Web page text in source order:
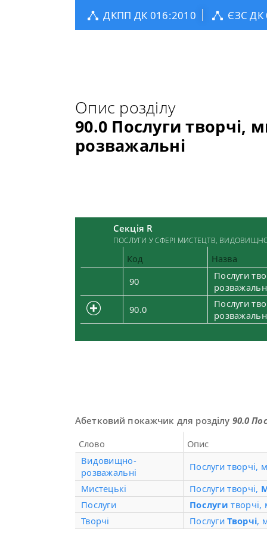
ДКПП ДК 016:2010 ЄЗС ДК
Опис розділу
90.0 Послуги творчі,
розважальні
Секція R
ПОСЛУГИ У СФЕРІ МИСТЕЦТВ,
Код
Назва
90
Послуги
90.0
Послуги
Абетковий покажчик для розділу 90.0
Слово
Опис
Видовищно-
розважальні
Послуги творчі,
Мистецькі
Послуги творчі,
Послуги
Послуги творчі,
Творчі
ПослугиТворчі,